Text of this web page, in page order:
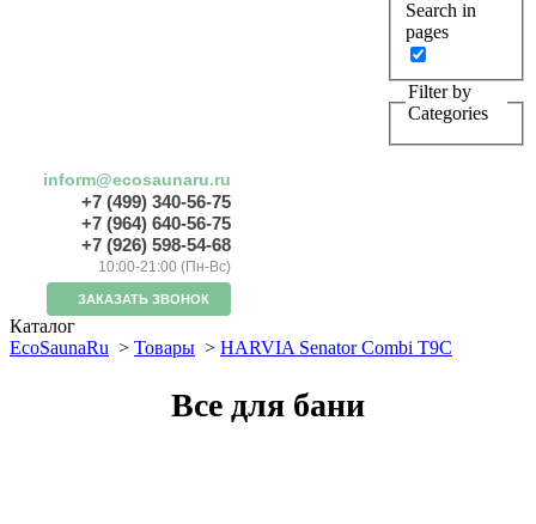
Search in
pages
Filter by
Categories
inform@ecosaunaru.ru
+7 (499) 340-56-75
+7 (964) 640-56-75
+7 (926) 598-54-68
10:00-21:00 (Пн-Вс)
ЗАКАЗАТЬ ЗВОНОК
Каталог
EcoSaunaRu > Товары > HARVIA Senator Combi T9C
Все для бани